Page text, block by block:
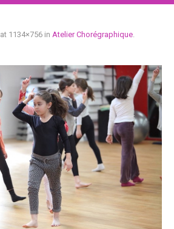
at 1134×756 in Atelier Chorégraphique.